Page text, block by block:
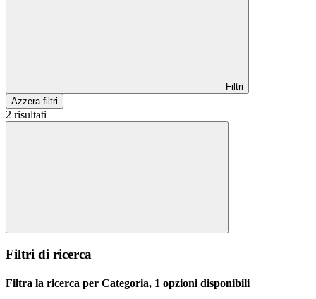
Filtri
Azzera filtri
2 risultati
Filtri di ricerca
Filtra la ricerca per Categoria, 1 opzioni disponibili